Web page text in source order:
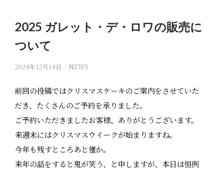
2025 ガレット・デ・ロワの販売に
ついて
2024年12月14日 NEWS
前回の投稿ではクリスマスケーキのご案内をさせていた
だき、たくさんのご予約を承りました。
ご予約いただきましたお客様、ありがとうございます。
来週末にはクリスマスウイークが始まりますね。
今年も残すところあと僅か。
来年の話をすると鬼が笑う、と申しますが、本日は恒例